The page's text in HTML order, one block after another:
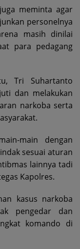
meminta agar
personelnya
masih dinilai
para pedagang
Tri Suhartanto
dan melakukan
narkoba serta
main dengan
sesuai aturan
lainnya tadi
Kapolres.
kasus narkoba
pengedar dan
komando di